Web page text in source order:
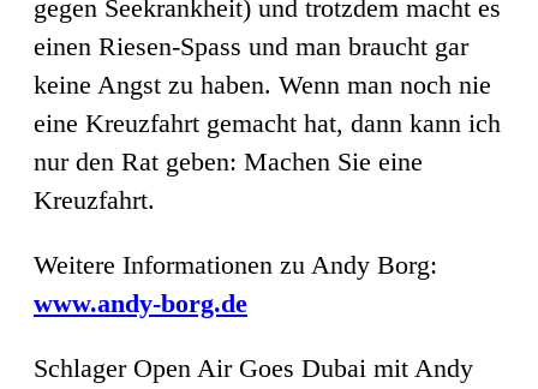
gegen Seekrankheit) und trotzdem macht es
einen Riesen-Spass und man braucht gar
keine Angst zu haben. Wenn man noch nie
eine Kreuzfahrt gemacht hat, dann kann ich
nur den Rat geben: Machen Sie eine
Kreuzfahrt.
Weitere Informationen zu Andy Borg:
www.andy-borg.de
Schlager Open Air Goes Dubai mit Andy